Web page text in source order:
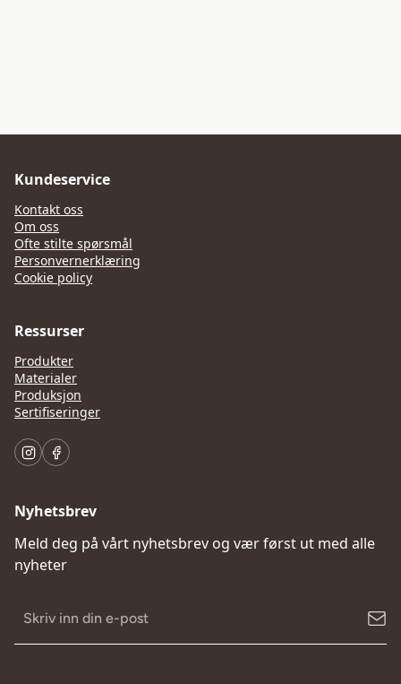
Kundeservice
Kontakt oss
Om oss
Ofte stilte spørsmål
Personvernerklæring
Cookie policy
Ressurser
Produkter
Materialer
Produksjon
Sertifiseringer
Nyhetsbrev
Meld deg på vårt nyhetsbrev og vær først ut med alle
nyheter
Email
Address